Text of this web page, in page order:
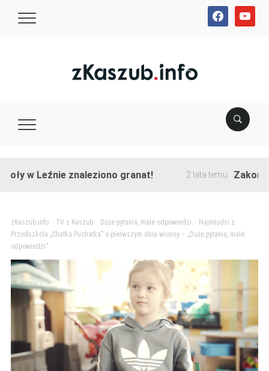
facebookyoutube
Leźnie znaleziono granat! 2 lata temu Zakończono
zKaszub.info> TV z Kaszub> Duże pytania, małe odpowiedzi
Najmłodsi z
Przedszkola „Chatka Puchatka” o pierwszym dniu wiosny – „Duże pytania, małe
odpowiedzi”